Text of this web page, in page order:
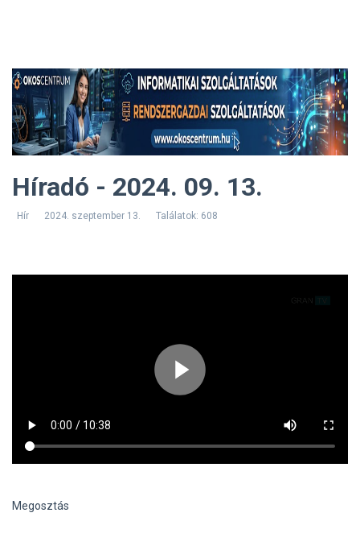
Híradó - 2024. 09. 13.
Hír 2024. szeptember 13. Találatok: 608
Megosztás